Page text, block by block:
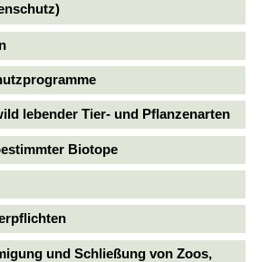
lebender Tier- und Pflanzenarten
Biotope
und Schließung von Zoos,